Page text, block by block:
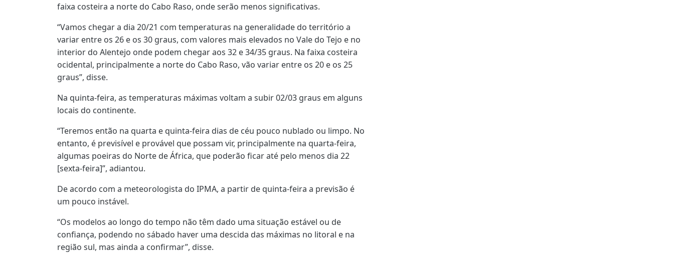
faixa costeira a norte do Cabo Raso, onde serão menos significativas.
“Vamos chegar a dia 20/21 com temperaturas na generalidade do território a
variar entre os 26 e os 30 graus, com valores mais elevados no Vale do Tejo e no
interior do Alentejo onde podem chegar aos 32 e 34/35 graus. Na faixa costeira
ocidental, principalmente a norte do Cabo Raso, vão variar entre os 20 e os 25
graus”, disse.
Na quinta-feira, as temperaturas máximas voltam a subir 02/03 graus em alguns
locais do continente.
“Teremos então na quarta e quinta-feira dias de céu pouco nublado ou limpo. No
entanto, é previsível e provável que possam vir, principalmente na quarta-feira,
algumas poeiras do Norte de África, que poderão ficar até pelo menos dia 22
[sexta-feira]”, adiantou.
De acordo com a meteorologista do IPMA, a partir de quinta-feira a previsão é
um pouco instável.
“Os modelos ao longo do tempo não têm dado uma situação estável ou de
confiança, podendo no sábado haver uma descida das máximas no litoral e na
região sul, mas ainda a confirmar”, disse.